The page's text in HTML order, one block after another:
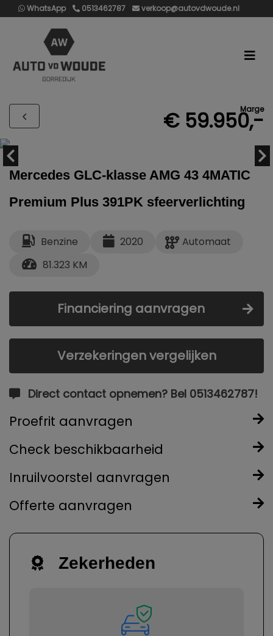
WhatsApp 0513462787 verkoop@autovdwoude.nl
Marge
€ 59.950,-
Mercedes GLC-klasse AMG 43 4MATIC
Premium Plus 391PK sfeerverlichting
Benzine 2020
Automaat
81.323 KM
Financiering aanvragen
Verzekeringen vergelijken
Direct contact opnemen? Bel 0513462787!
Proefrit aanvragen
Check beschikbaarheid
Inruilvoorstel aanvragen
Offerte aanvragen
Zekerheden